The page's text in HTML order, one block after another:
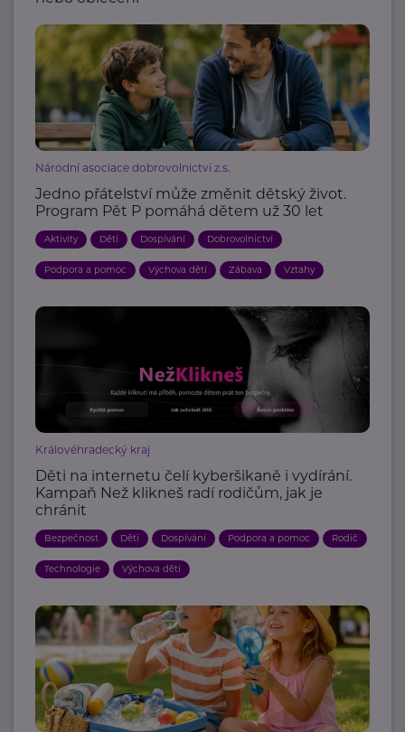
Národní asociace dobrovolnictví z.s.
Jedno přátelství může změnit dětský život.
Program Pět P pomáhá dětem už 30 let
Aktivity Děti Dospívání Dobrovolnictví
Podpora a pomoc Výchova dětí Zábava Vztahy
Královéhradecký kraj
Děti na internetu čelí kyberšikaně i vydírání.
Kampaň Než klikneš radí rodičům, jak je
chránit
Bezpečnost Děti Dospívání Podpora a pomoc Rodič
Technologie Výchova dětí